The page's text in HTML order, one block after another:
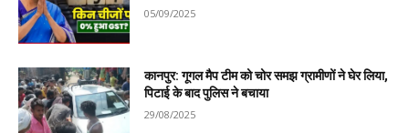
05/09/2025
कानपुर: गूगल मैप टीम को चोर समझ ग्रामीणों ने घेर लिया,
पिटाई के बाद पुलिस ने बचाया
29/08/2025